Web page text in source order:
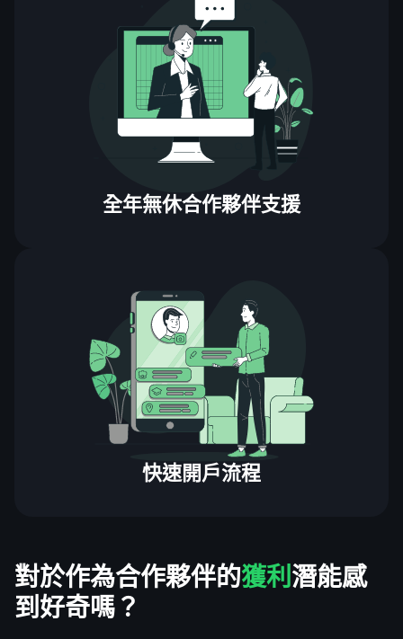
全年無休合作夥伴支援
快速開戶流程
對於作為合作夥伴的獲利潛能感
到好奇嗎？